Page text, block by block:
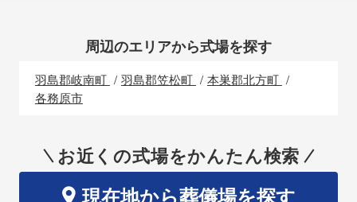
周辺のエリアから式場を探す
羽島郡岐南町 羽島郡笠松町
本巣郡北方町
各務原市
お近くの式場をかんたん検索
現在地から葬儀場を探す